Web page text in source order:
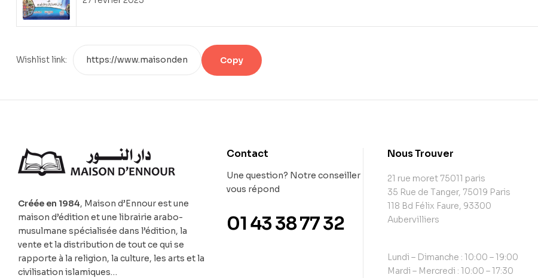
Wishlist link: Copy
Créée en 1984, Maison d’Ennour est une
maison d’édition et une librairie arabo-
musulmane spécialisée dans l’édition, la
vente et la distribution de tout ce qui se
rapporte à la religion, la culture, les arts et la
civilisation islamiques…
Contact
Une question? Notre conseiller
vous répond
01 43 38 77 32
Nous Trouver
21 rue moret 75011 paris
35 Rue de Tanger, 75019 Paris
118 Bd Félix Faure, 93300
Aubervilliers
Lundi – Dimanche : 10:00 – 19:00
Mardi – Mercredi : 10:00 – 17:30